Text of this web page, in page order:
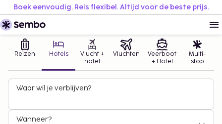
Boek eenvoudig. Reis flexibel. Altijd voor de beste prijs.
Reizen Hotels
Vlucht +
hotel
Vluchten
Veerboot
+ Hotel
Multi-
stop
Waar wil je verblijven?
Wanneer?